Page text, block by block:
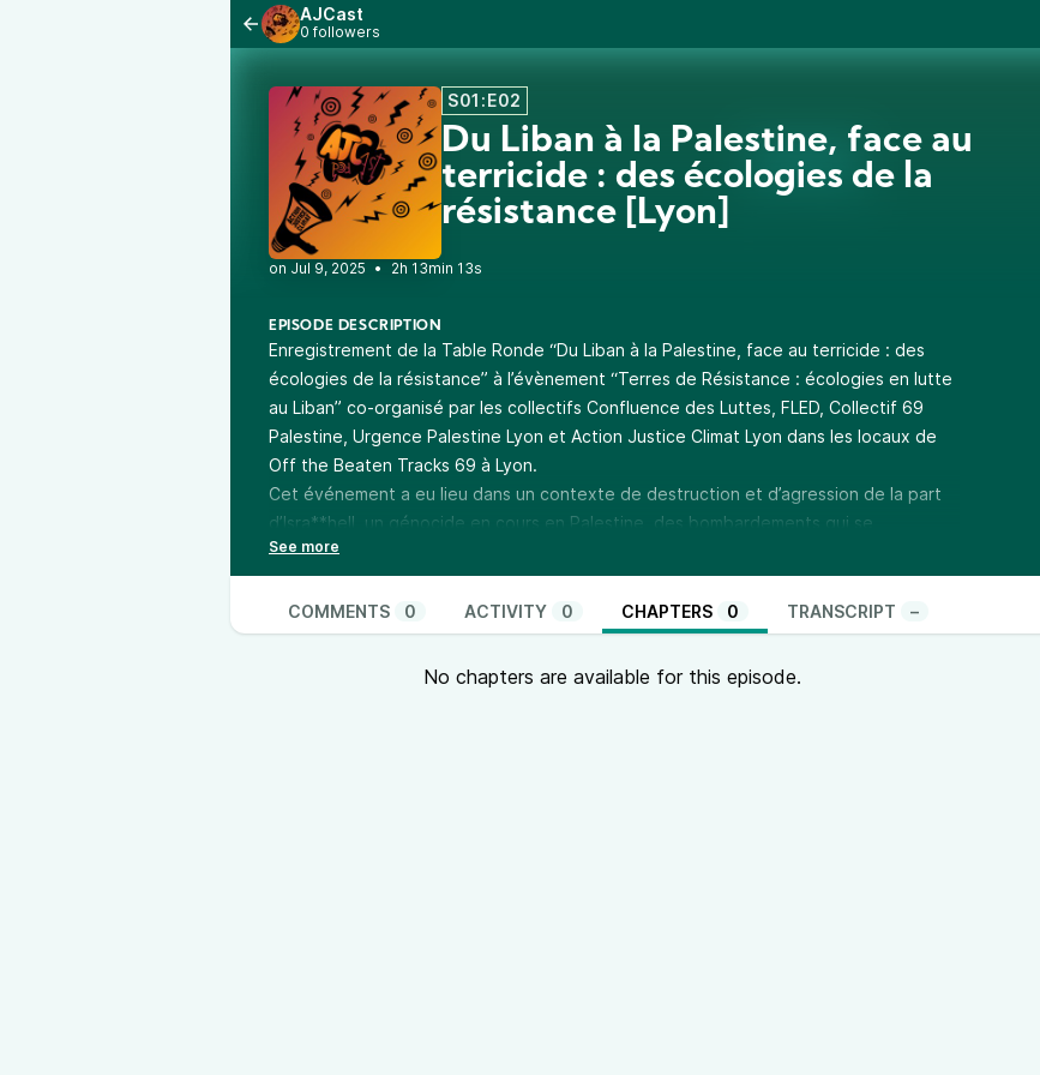
AJCast
0 followers
S01:E02
Du Liban à la Palestine, face au
terricide : des écologies de la
résistance [Lyon]
• 2h 13min 13s
EPISODE DESCRIPTION
Enregistrement de la Table Ronde “Du Liban à la Palestine, face au terricide : des
écologies de la résistance” à l’évènement “Terres de Résistance : écologies en lutte
au Liban” co-organisé par les collectifs Confluence des Luttes, FLED, Collectif 69
Palestine, Urgence Palestine Lyon et Action Justice Climat Lyon dans les locaux de
Off the Beaten Tracks 69 à Lyon.
Cet événement a eu lieu dans un contexte de destruction et d’agression de la part
d’Isra**hell, un génocide en cours en Palestine, des bombardements qui se
poursuivent malgré le cessez-le-feu au Liban en novembre dernier.
C’était un espace de réflexion collective pour nos luttes. À travers les paroles de
Samah Karaki, Rima Kadissi, Hadi Awada, Sandra Guimarães et Tatiana Guille nous
avons réfléchi au génocide, à l’écocide, au terricide, et à l’importance d’investir ces
mots, souvent séparés dans une optique coloniale qui dissocie l’humain du vivant.
COMMENTS 0 ACTIVITY 0 CHAPTERS 0 TRANSCRIPT –
No chapters are available for this episode.